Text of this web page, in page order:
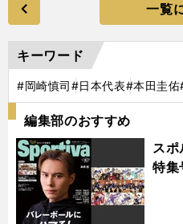
一覧
キーワード
#岡崎慎司#日本代表#本田圭佑
編集部のおすすめ
ス
特